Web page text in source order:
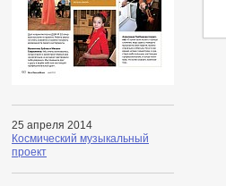
25 апреля 2014
Космический музыкальный
проект